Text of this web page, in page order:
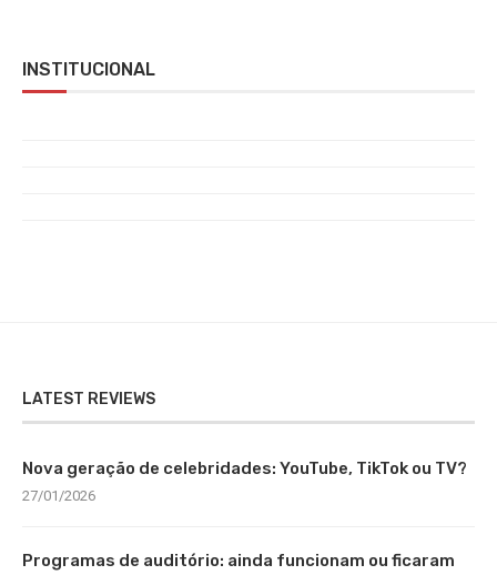
INSTITUCIONAL
LATEST REVIEWS
Nova geração de celebridades: YouTube, TikTok ou TV?
27/01/2026
Programas de auditório: ainda funcionam ou ficaram